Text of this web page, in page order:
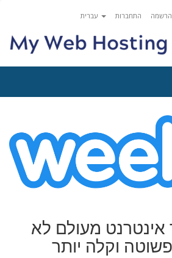
התחברות הרשמה
אינטרנט מעולם לא